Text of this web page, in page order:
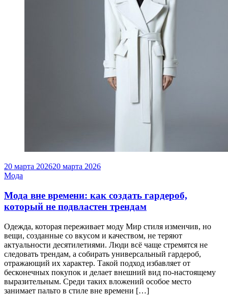
20 марта 202620 марта 2026
Мода
Мода вне времени: как создать гардероб,
который не подвластен трендам
Одежда, которая переживает моду Мир стиля изменчив, но
вещи, созданные со вкусом и качеством, не теряют
актуальности десятилетиями. Люди всё чаще стремятся не
следовать трендам, а собирать универсальный гардероб,
отражающий их характер. Такой подход избавляет от
бесконечных покупок и делает внешний вид по‑настоящему
выразительным. Среди таких вложений особое место
занимает пальто в стиле вне времени […]